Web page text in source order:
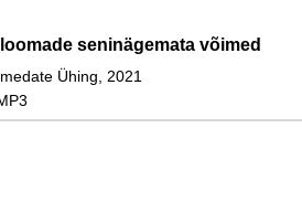
loomade seninägemata võimed
Ühing, 2021